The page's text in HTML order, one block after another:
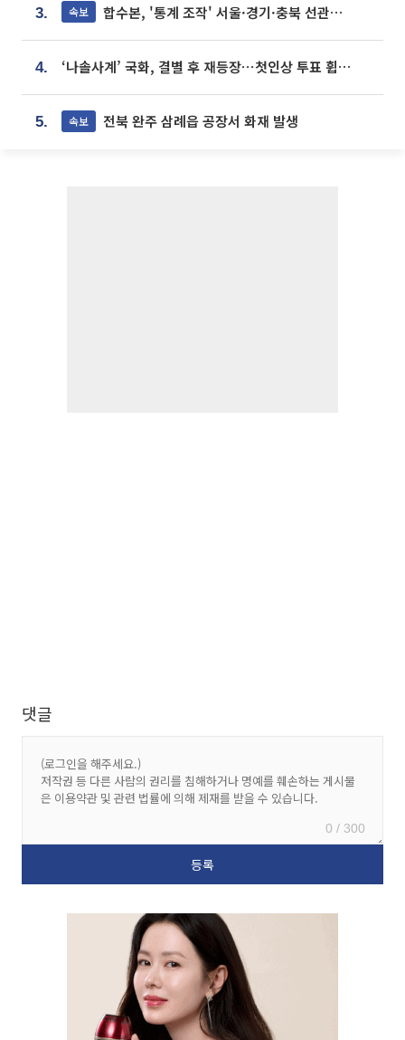
3. 속보 합수본, '통계 조작' 서울·경기·충북 선관위 등 추가 압수수색
4. ‘나솔사계’ 국화, 결별 후 재등장⋯첫인상 투표 휩쓸고 ‘인기녀’ 등극
5. 속보 전북 완주 삼례읍 공장서 화재 발생
댓글
0 / 300